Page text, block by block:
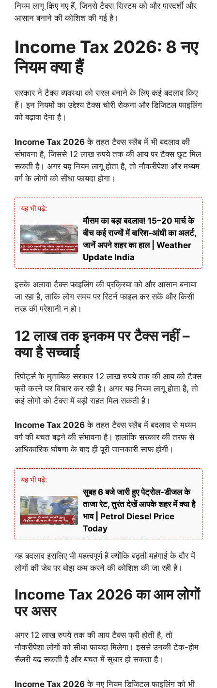
नियम लागू किए गए हैं, जिनसे टैक्स सिस्टम को और पारदर्शी और
आसान बनाने की कोशिश की गई है।
Income Tax 2026: 8 नए
नियम क्या हैं
सरकार ने टैक्स व्यवस्था को सरल बनाने के लिए कई बदलाव किए
हैं। इन नियमों का उद्देश्य टैक्स चोरी रोकना और डिजिटल फाइलिंग
को बढ़ावा देना है।
Income Tax 2026 के तहत टैक्स स्लैब में भी बदलाव की
संभावना है, जिससे 12 लाख रुपये तक की आय पर टैक्स छूट मिल
सकती है। अगर यह नियम लागू होता है, तो नौकरीपेशा और मध्यम
वर्ग के लोगों को सीधा फायदा होगा।
यह भी पढ़े:
मौसम का बड़ा बदलाव! 15–20 मार्च के
बीच कई राज्यों में बारिश-आंधी का अलर्ट,
जानें अपने शहर का हाल | Weather
Update India
इसके अलावा टैक्स फाइलिंग की प्रक्रिया को और आसान बनाया
जा रहा है, ताकि लोग समय पर रिटर्न फाइल कर सकें और किसी
तरह की परेशानी न हो।
12 लाख तक इनकम पर टैक्स नहीं –
क्या है सच्चाई
रिपोर्ट्स के मुताबिक सरकार 12 लाख रुपये तक की आय को टैक्स
फ्री करने पर विचार कर रही है। अगर यह नियम लागू होता है, तो
कई लोगों को टैक्स में बड़ी राहत मिल सकती है।
Income Tax 2026 के तहत टैक्स स्लैब में बदलाव से मध्यम
वर्ग की बचत बढ़ने की संभावना है। हालांकि सरकार की तरफ से
आधिकारिक घोषणा के बाद ही पूरी जानकारी साफ होगी।
यह भी पढ़े:
सुबह 6 बजे जारी हुए पेट्रोल-डीजल के
ताजा रेट, तुरंत देखें आपके शहर में क्या है
भाव | Petrol Diesel Price
Today
यह बदलाव इसलिए भी महत्वपूर्ण है क्योंकि बढ़ती महंगाई के दौर में
लोगों की जेब पर बोझ कम करने की कोशिश की जा रही है।
Income Tax 2026 का आम लोगों
पर असर
अगर 12 लाख रुपये तक की आय टैक्स फ्री होती है, तो
नौकरीपेशा लोगों को सीधा फायदा मिलेगा। इससे उनकी टेक-होम
सैलरी बढ़ सकती है और बचत में सुधार हो सकता है।
Income Tax 2026 के नए नियम डिजिटल फाइलिंग को भी